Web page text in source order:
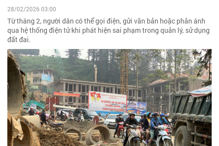
28/02/2026 03:00
Từ tháng 2, người dân có thể gọi điện, gửi văn bản hoặc phản ánh
qua hệ thống điện tử khi phát hiện sai phạm trong quản lý, sử dụng
đất đai.